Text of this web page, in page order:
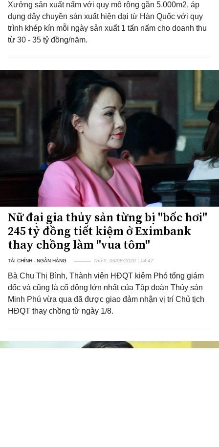
Xưởng sản xuất nấm với quy mô rộng gần 5.000m2, áp
dụng dây chuyền sản xuất hiện đại từ Hàn Quốc với quy
trình khép kín mỗi ngày sản xuẩt 1 tấn nấm cho doanh thu
từ 30 - 35 tỷ đồng/năm.
Nữ đại gia thủy sản từng bị "bốc hơi"
245 tỷ đồng tiết kiệm ở Eximbank
thay chồng làm "vua tôm"
TÀI CHÍNH - NGÂN HÀNG Thứ 5, 06/08/2020 | 14:47
Bà Chu Thị Bình, Thành viên HĐQT kiêm Phó tổng giám
đốc và cũng là cổ đông lớn nhất của Tập đoàn Thủy sản
Minh Phú vừa qua đã được giao đảm nhận vị trí Chủ tịch
HĐQT thay chồng từ ngày 1/8.